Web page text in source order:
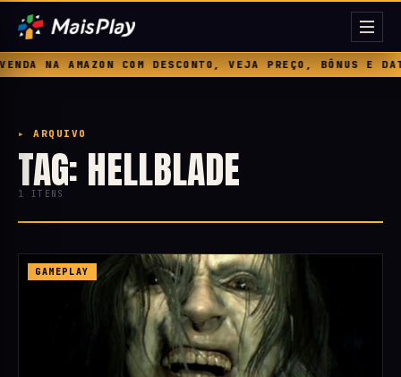
NA AMAZON COM DESCONTO, VEJA PREÇO, BÔNUS E
▸ ARQUIVO
TAG: HELLBLADE
1 ITENS
GAMEPLAY